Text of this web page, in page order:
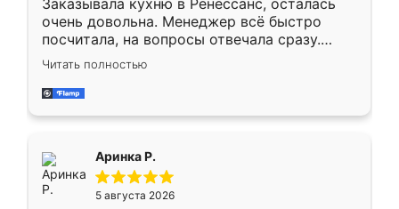
Заказывала кухню в Ренессанс, осталась
очень довольна. Менеджер всё быстро
посчитала, на вопросы отвечала сразу.
Замерщик приехал в субботу, подошёл к
делу со всей ответственностью. Собрали
за день, ребята работали аккуратно, даже
Читать полностью
Аринка Р.
5 августа 2026